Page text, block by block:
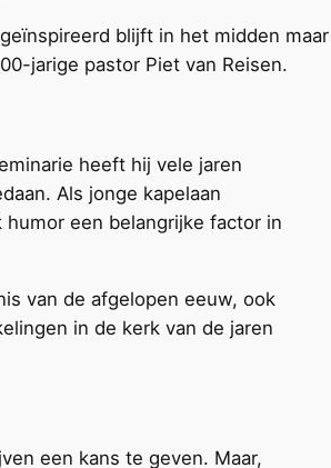
blijft in het midden
jarige pastor Piet van Reisen.
heeft hij vele jaren
Als jonge kapelaan
een belangrijke factor in
van de afgelopen eeuw, ook
in de kerk van de jaren
een kans te geven. Maar,